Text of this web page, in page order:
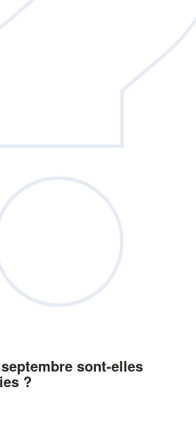
sont-elles
?